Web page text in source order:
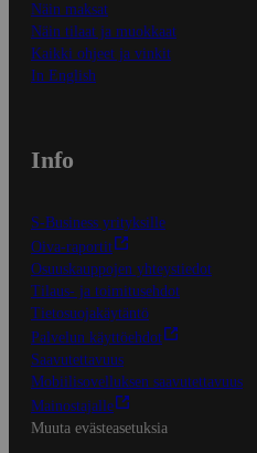
Näin maksat
Näin tilaat ja muokkaat
Kaikki ohjeet ja vinkit
In English
Info
S-Business yrityksille
Oiva-raportit
Osuuskauppojen yhteystiedot
Tilaus- ja toimitusehdot
Tietosuojakäytäntö
Palvelun käyttöehdot
Saavutettavuus
Mobiilisovelluksen saavutettavuus
Mainostajalle
Muuta evästeasetuksia